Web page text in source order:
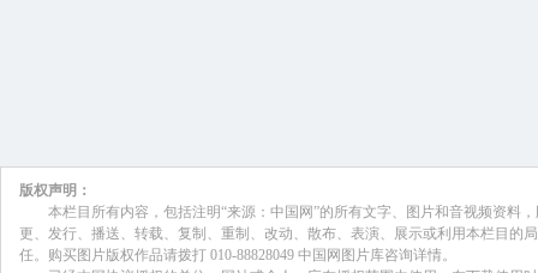
度，按美元计价，银行结汇环比下降9%
逆差1248亿美元；银行代客涉外收入环
18%，涉外收付款逆差1123亿美元，其